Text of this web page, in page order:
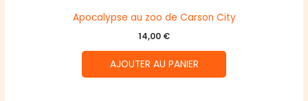
Apocalypse au zoo de Carson City
14,00 €
AJOUTER AU PANIER